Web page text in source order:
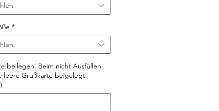
*
beilegen. Beim nicht Ausfüllen
leere Grußkarte beigelegt.